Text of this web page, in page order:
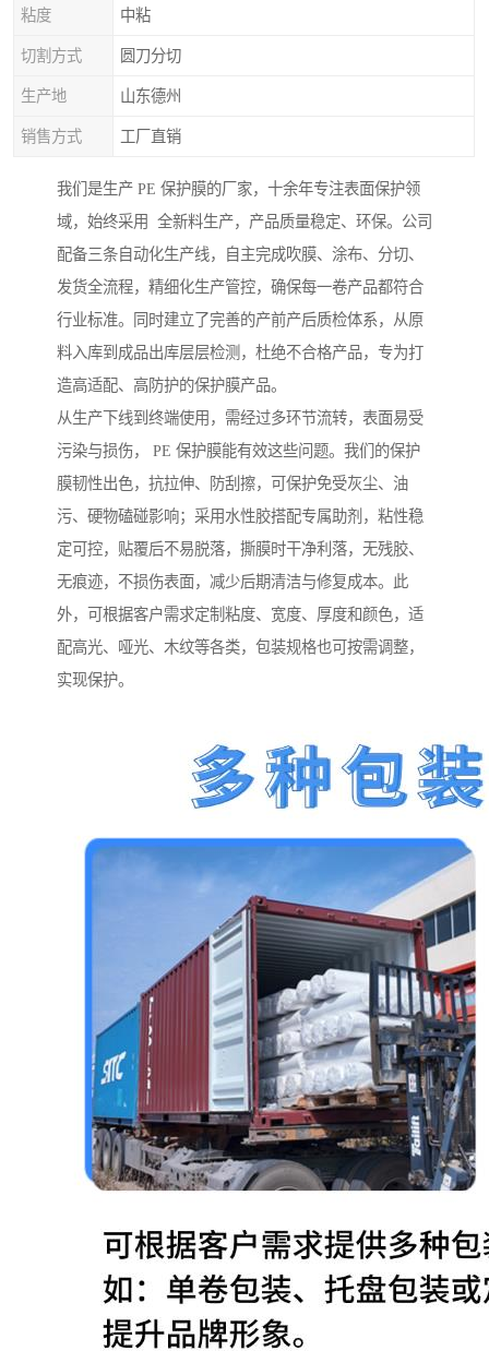
粘度 中粘
切割方式 圆刀分切
生产地 山东德州
销售方式 工厂直销
我们是生产 PE 保护膜的厂家，十余年专注表面保护领
域，始终采用 全新料生产，产品质量稳定、环保。公司
配备三条自动化生产线，自主完成吹膜、涂布、分切、
发货全流程，精细化生产管控，确保每一卷产品都符合
行业标准。同时建立了完善的产前产后质检体系，从原
料入库到成品出库层层检测，杜绝不合格产品，专为打
造高适配、高防护的保护膜产品。
从生产下线到终端使用，需经过多环节流转，表面易受
污染与损伤， PE 保护膜能有效这些问题。我们的保护
膜韧性出色，抗拉伸、防刮擦，可保护免受灰尘、油
污、硬物磕碰影响；采用水性胶搭配专属助剂，粘性稳
定可控，贴覆后不易脱落，撕膜时干净利落，无残胶、
无痕迹，不损伤表面，减少后期清洁与修复成本。此
外，可根据客户需求定制粘度、宽度、厚度和颜色，适
配高光、哑光、木纹等各类，包装规格也可按需调整，
实现保护。